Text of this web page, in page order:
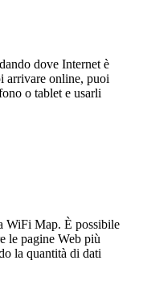
dove Internet è
arrivare online, puoi
o tablet e usarli
WiFi Map. È possibile
le pagine Web più
la quantità di dati